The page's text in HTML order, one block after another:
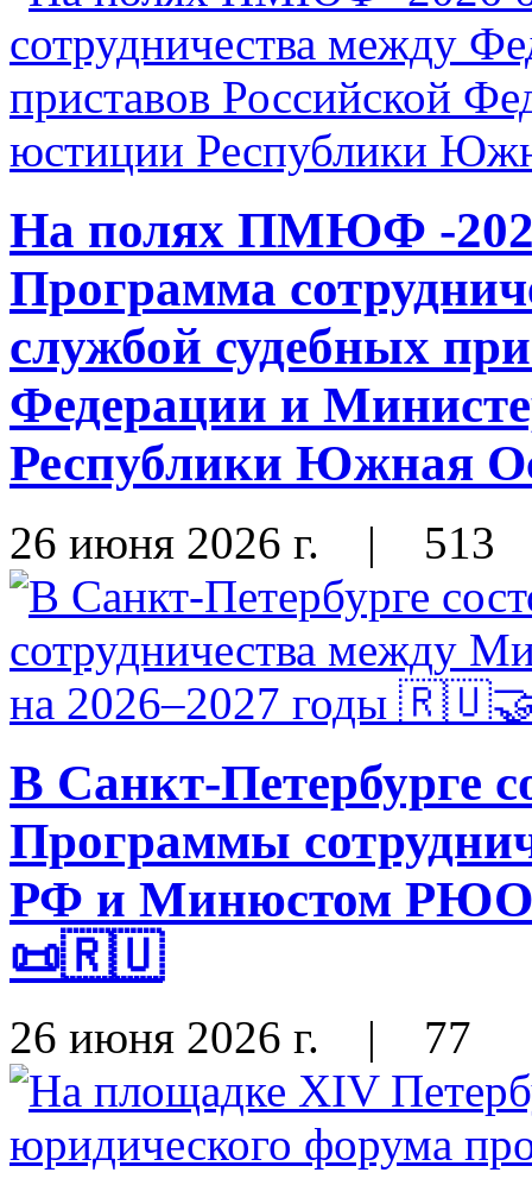
На полях ПМЮФ -
Программа
службой судебных
Федерации и
Республики Южная
26 июня 2026 г. | 513
В Санкт-Петербурге
Программы
РФ и Минюстом РЮО
📜🇷🇺
26 июня 2026 г. | 77